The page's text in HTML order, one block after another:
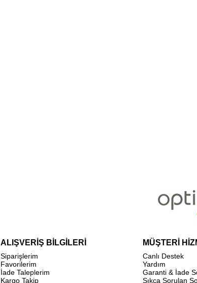
ALIŞVERİŞ BİLGİLERİ
Siparişlerim
Favorilerim
İade Taleplerim
Kargo Takip
MÜŞTERİ
Canlı Destek
Yardım
Garanti & İade
Sıkça Sorulan